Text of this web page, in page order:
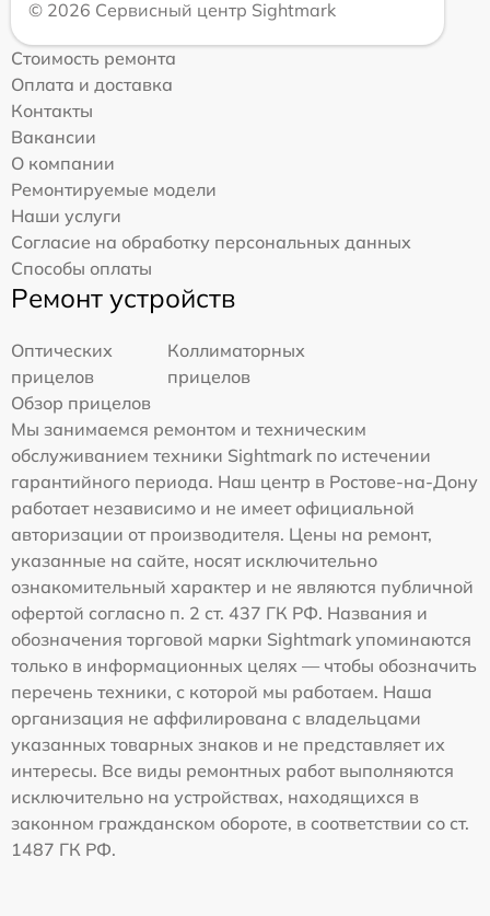
© 2026 Сервисный центр Sightmark
Стоимость ремонта
Оплата и доставка
Контакты
Вакансии
О компании
Ремонтируемые модели
Наши услуги
Согласие на обработку персональных данных
Способы оплаты
Ремонт устройств
Оптических
прицелов
Коллиматорных
прицелов
Обзор прицелов
Мы занимаемся ремонтом и техническим
обслуживанием техники Sightmark по истечении
гарантийного периода. Наш центр в Ростове-на-Дону
работает независимо и не имеет официальной
авторизации от производителя. Цены на ремонт,
указанные на сайте, носят исключительно
ознакомительный характер и не являются публичной
офертой согласно п. 2 ст. 437 ГК РФ. Названия и
обозначения торговой марки Sightmark упоминаются
только в информационных целях — чтобы обозначить
перечень техники, с которой мы работаем. Наша
организация не аффилирована с владельцами
указанных товарных знаков и не представляет их
интересы. Все виды ремонтных работ выполняются
исключительно на устройствах, находящихся в
законном гражданском обороте, в соответствии со ст.
1487 ГК РФ.